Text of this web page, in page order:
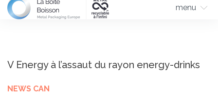
menu
V Energy à l’assaut du rayon energy-drinks
NEWS CAN